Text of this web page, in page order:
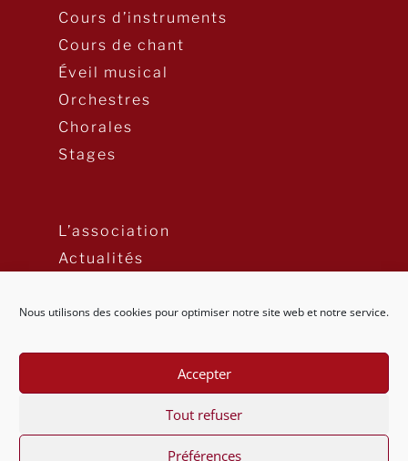
Nous utilisons des cookies pour optimiser notre site web et notre service.
Accepter
Tout refuser
Préférences
Cours d’instruments
Cours de chant
Éveil musical
Orchestres
Chorales
Stages
L’association
Actualités
Mentions Légales
© 2020 Les Ateliers Musicaux – Tous droits réservés –